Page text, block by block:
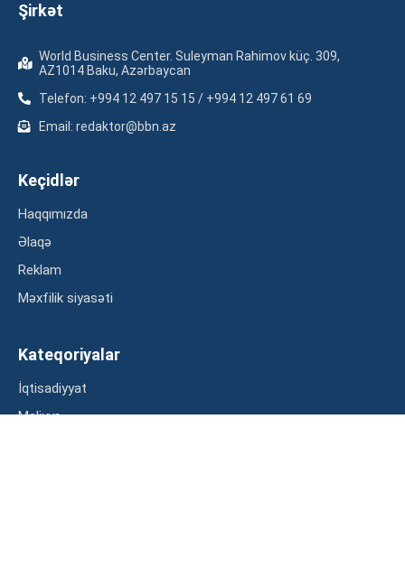
Şirkət
World Business Center. Suleyman Rahimov küç. 309,
AZ1014 Baku, Azərbaycan
Telefon: +994 12 497 15 15 / +994 12 497 61 69
Email: redaktor@bbn.az
Keçidlər
Haqqımızda
Əlaqə
Reklam
Məxfilik siyasəti
Kateqoriyalar
İqtisadiyyat
Maliyyə